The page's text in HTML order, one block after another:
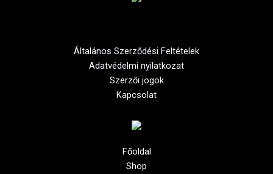
Általános Szerződési Feltételek
Adatvédelmi nyilatkozat
Szerzői jogok
Kapcsolat
Főoldal
Shop